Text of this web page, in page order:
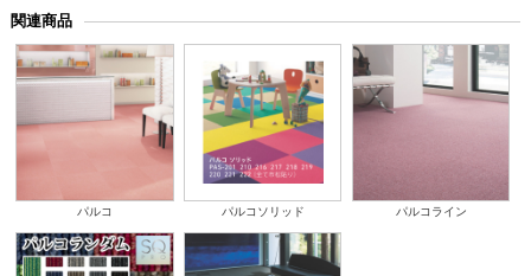
関連商品
パルコ パルコソリッド パルコライン